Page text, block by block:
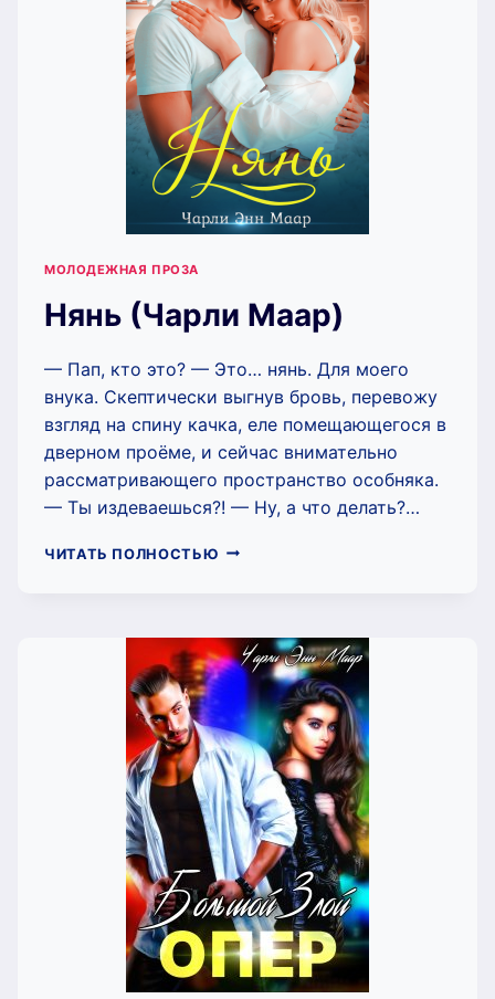
МОЛОДЕЖНАЯ ПРОЗА
Нянь (Чарли Маар)
— Пап, кто это? — Это… нянь. Для моего
внука. Скептически выгнув бровь, перевожу
взгляд на спину качка, еле помещающегося в
дверном проёме, и сейчас внимательно
рассматривающего пространство особняка.
— Ты издеваешься?! — Ну, а что делать?…
ЧИТАТЬ ПОЛНОСТЬЮ НЯНЬ